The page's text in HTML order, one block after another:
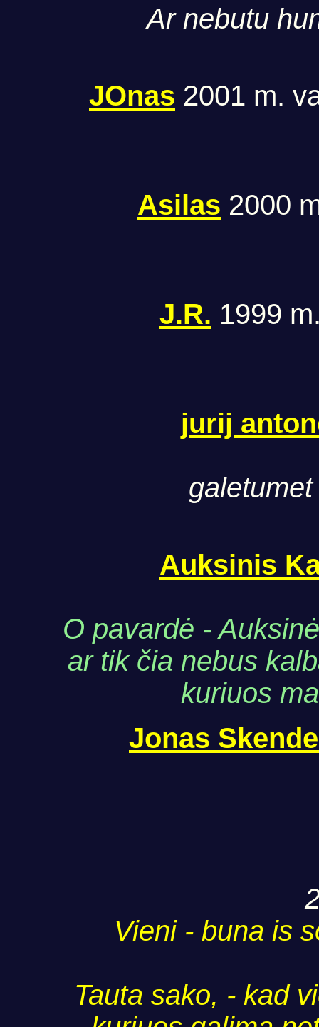
Ar nebutu
JOnas 2001 m.
Asilas 2000
J.R. 1999
jurij
Auksinis
O pavardė -
ar tik čia nebus
kuriuos
Jonas
Vieni - buna is
Tauta sako, - kad